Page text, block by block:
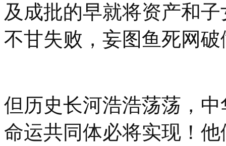
及成批的早就将资产和
不甘失败，妄图鱼死网
但历史长河浩浩荡荡，
命运共同体必将实现！